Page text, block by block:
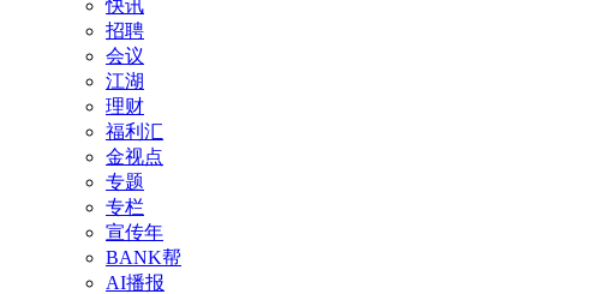
快讯
招聘
会议
江湖
理财
福利汇
金视点
专题
专栏
宣传年
BANK帮
AI播报